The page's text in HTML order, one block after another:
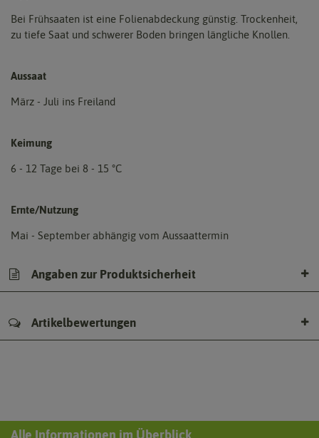
Bei Frühsaaten ist eine Folienabdeckung günstig. Trockenheit,
zu tiefe Saat und schwerer Boden bringen längliche Knollen.
Aussaat
März - Juli ins Freiland
Keimung
6 - 12 Tage bei 8 - 15 °C
Ernte/Nutzung
Mai - September abhängig vom Aussaattermin
Angaben zur Produktsicherheit
Artikelbewertungen
Alle Informationen im Überblick